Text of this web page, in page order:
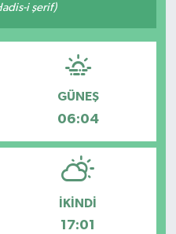
i şerif)
GÜNEŞ
06:04
İKINDI
17:01